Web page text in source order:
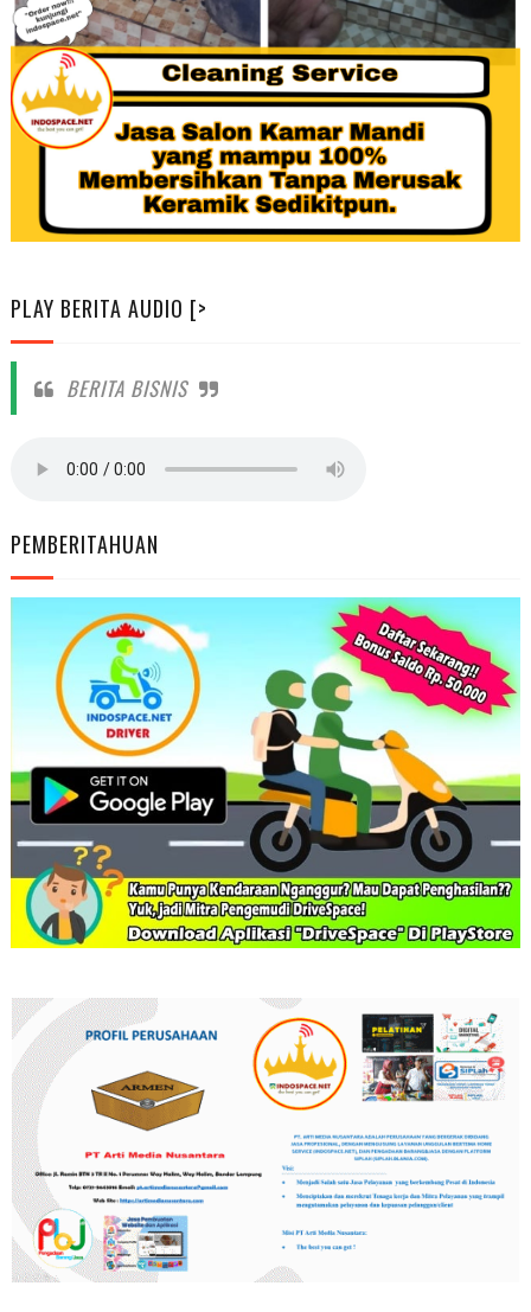
PLAY BERITA AUDIO [>
BERITA BISNIS
PEMBERITAHUAN